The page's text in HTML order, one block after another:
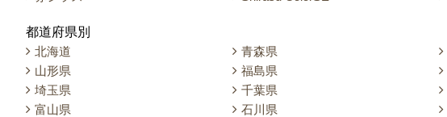
都道府県別
北海道
青森県
山形県
福島県
埼玉県
千葉県
富山県
石川県